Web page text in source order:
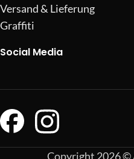
Versand & Lieferung
Graffiti
Social Media
Copyright 2026 ©